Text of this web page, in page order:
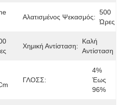
Αλατισμένος Ψεκασμός:
500
Ώρες
Χημική Αντίσταση:
Καλή
Αντίσταση
ΓΛΟΣΣ:
4%
Έως
96%